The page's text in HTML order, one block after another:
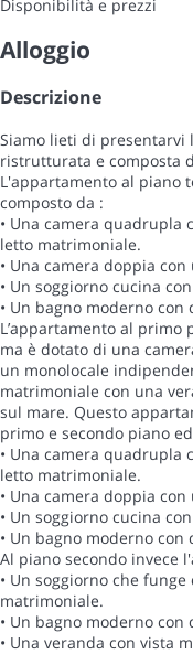
Disponibilità e prezzi
Alloggio
Descrizione
Siamo lieti di presentarvi
ristrutturata e composta
L'appartamento al piano
composto da :
• Una camera
letto matrimoniale.
• Una camera doppia
• Un soggiorno cucina
• Un bagno moderno con
L’appartamento al
ma è dotato di una
un monolocale
matrimoniale con una
sul mare. Questo
primo e secondo piano
• Una camera
letto matrimoniale.
• Una camera doppia
• Un soggiorno cucina
• Un bagno moderno con
Al piano secondo invece
• Un soggiorno che
matrimoniale.
• Un bagno moderno con
• Una veranda con vista